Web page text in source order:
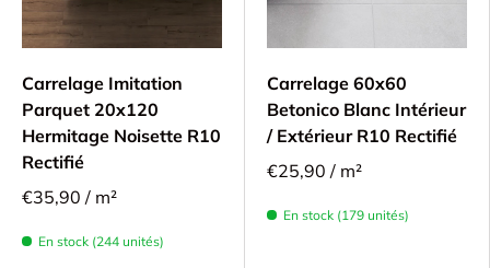
Carrelage Imitation
Parquet 20x120
Hermitage Noisette R10
Rectifié
€35,90 / m²
En stock (244 unités)
Carrelage 60x60
Betonico Blanc Intérieur
/ Extérieur R10 Rectifié
€25,90 / m²
En stock (179 unités)